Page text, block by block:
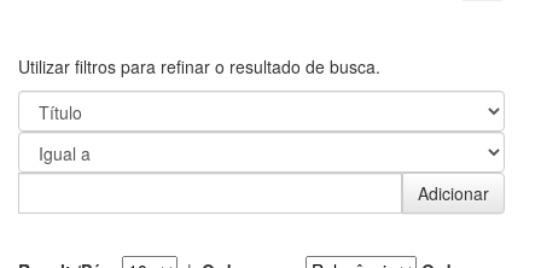
Utilizar filtros para refinar o resultado de busca.